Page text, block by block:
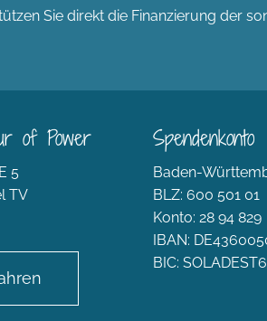
Sie direkt die Finanzierung der
of Power
5
TV
Spendenkonto
Baden-
BLZ: 600 501 01
Konto: 28 94 829
IBAN:
BIC: